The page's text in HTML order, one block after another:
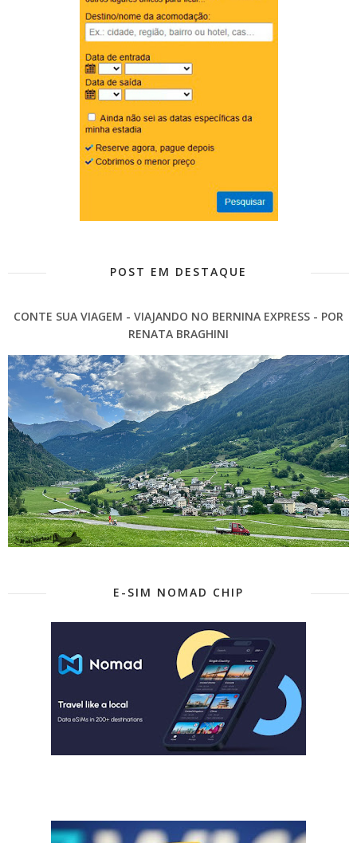
POST EM DESTAQUE
CONTE SUA VIAGEM - VIAJANDO NO BERNINA EXPRESS - POR
RENATA BRAGHINI
E-SIM NOMAD CHIP